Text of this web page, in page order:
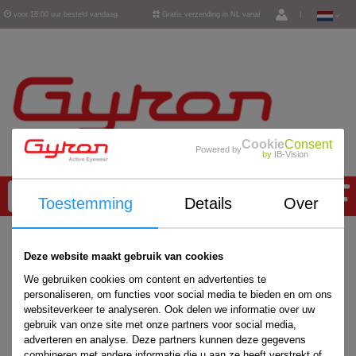
voor 16:00 uur besteld vandaag Gratis verzending in NL vanaf
Powered byCookieConsent
by IB-Vision
Toestemming Details Over
Deze website maakt gebruik van cookies
We gebruiken cookies om content en advertenties te
personaliseren, om functies voor social media te bieden en om ons
websiteverkeer te analyseren. Ook delen we informatie over uw
gebruik van onze site met onze partners voor social media,
adverteren en analyse. Deze partners kunnen deze gegevens